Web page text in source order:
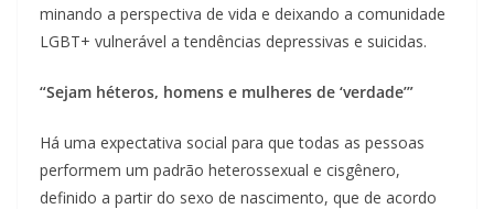
minando a perspectiva de vida e deixando a comunidade
LGBT+ vulnerável a tendências depressivas e suicidas.
“Sejam héteros, homens e mulheres de ‘verdade’”
Há uma expectativa social para que todas as pessoas
performem um padrão heterossexual e cisgênero,
definido a partir do sexo de nascimento, que de acordo